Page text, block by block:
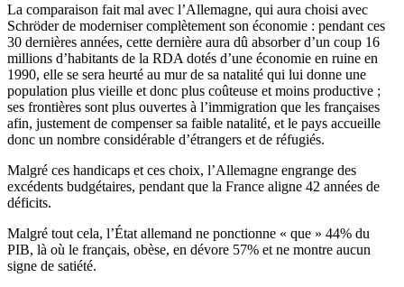
La comparaison fait mal avec l’Allemagne, qui aura choisi avec
Schröder de moderniser complètement son économie : pendant ces
30 dernières années, cette dernière aura dû absorber d’un coup 16
millions d’habitants de la RDA dotés d’une économie en ruine en
1990, elle se sera heurté au mur de sa natalité qui lui donne une
population plus vieille et donc plus coûteuse et moins productive ;
ses frontières sont plus ouvertes à l’immigration que les françaises
afin, justement de compenser sa faible natalité, et le pays accueille
donc un nombre considérable d’étrangers et de réfugiés.
Malgré ces handicaps et ces choix, l’Allemagne engrange des
excédents budgétaires, pendant que la France aligne 42 années de
déficits.
Malgré tout cela, l’État allemand ne ponctionne « que » 44% du
PIB, là où le français, obèse, en dévore 57% et ne montre aucun
signe de satiété.